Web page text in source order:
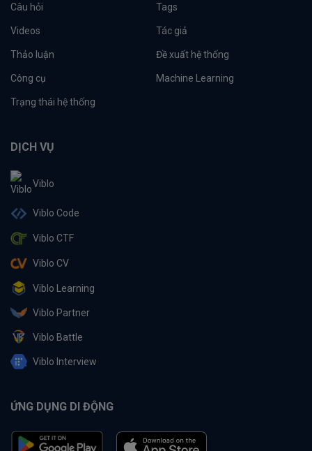
Câu hỏi Tags
Videos Tác giả
Thảo luận Đề xuất hệ thống
Công cụ Machine Learning
Trạng thái hệ thống
DỊCH VỤ
Viblo
Viblo Code
Viblo CTF
Viblo CV
Viblo Learning
Viblo Partner
Viblo Battle
Viblo Interview
ỨNG DỤNG DI ĐỘNG